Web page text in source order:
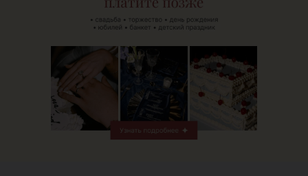
ЭФФЕКТИВНАЯ РЕКЛАМА НА САЙТЕ